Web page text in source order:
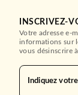
INSCRIVEZ-
Votre adresse e-
informations sur
vous désinscrire
Indiquez